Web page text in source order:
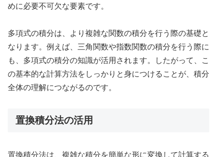
めに必要不可欠な要素です。
多項式の積分は、より複雑な関数の積分を行う際の基礎と
なります。例えば、三角関数や指数関数の積分を行う際に
も、多項式の積分の知識が活用されます。したがって、こ
の基本的な計算方法をしっかりと身につけることが、積分
全体の理解につながるのです。
置換積分法の活用
置換積分法は、複雑な積分を簡単な形に変換して計算する